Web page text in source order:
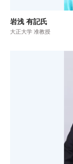
岩浅 有記氏
大正大学 准教授